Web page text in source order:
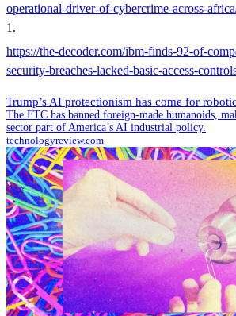
operational-driver-of-cybercrime-across-
1 .
https://the-decoder.com/ibm-finds-92-of-
security-breaches-lacked-basic-access-
Trump’s AI protectionism has come for
The FTC has banned foreign-made humanoids,
sector part of America’s AI industrial policy.
technologyreview.com